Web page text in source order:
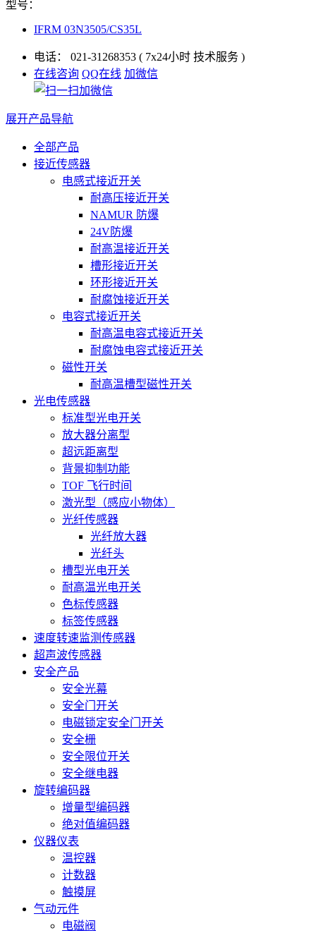
型号：
IFRM 03N3505/CS35L
电话： 021-31268353 ( 7x24小时 技术服务 )
在线咨询 QQ在线 加微信
展开产品导航
全部产品
接近传感器
电感式接近开关
耐高压接近开关
NAMUR 防爆
24V防爆
耐高温接近开关
槽形接近开关
环形接近开关
耐腐蚀接近开关
电容式接近开关
耐高温电容式接近开关
耐腐蚀电容式接近开关
磁性开关
耐高温槽型磁性开关
光电传感器
标准型光电开关
放大器分离型
超远距离型
背景抑制功能
TOF 飞行时间
激光型（感应小物体）
光纤传感器
光纤放大器
光纤头
槽型光电开关
耐高温光电开关
色标传感器
标签传感器
速度转速监测传感器
超声波传感器
安全产品
安全光幕
安全门开关
电磁锁定安全门开关
安全栅
安全限位开关
安全继电器
旋转编码器
增量型编码器
绝对值编码器
仪器仪表
温控器
计数器
触摸屏
气动元件
电磁阀